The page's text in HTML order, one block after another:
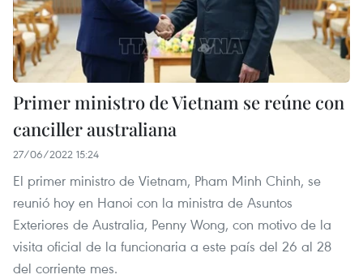
Primer ministro de Vietnam se reúne con
canciller australiana
27/06/2022 15:24
El primer ministro de Vietnam, Pham Minh Chinh, se
reunió hoy en Hanoi con la ministra de Asuntos
Exteriores de Australia, Penny Wong, con motivo de la
visita oficial de la funcionaria a este país del 26 al 28
del corriente mes.